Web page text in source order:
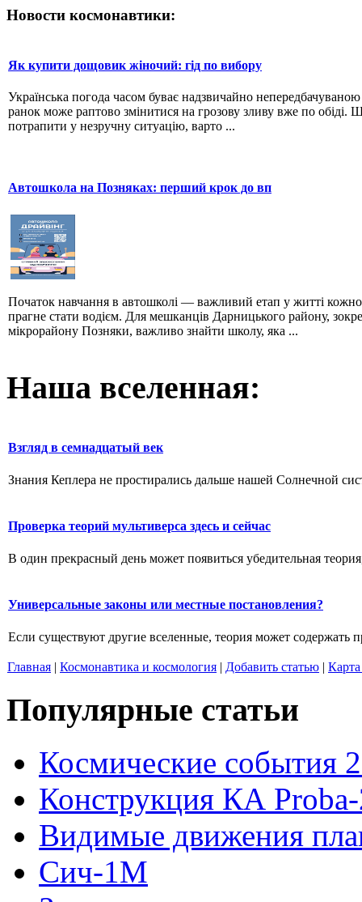
Новости космонавтики:
Як купити дощовик жіночий: гід по вибору
Українська погода часом буває надзвичайно
ранок може раптово змінитися на грозову зливу вже по обіді.
потрапити у незручну ситуацію, варто ...
Автошкола на Позняках: перший крок до вп
Початок навчання в автошколі — важливий етап у житті
прагне стати водієм. Для мешканців Дарницького району,
мікрорайону Позняки, важливо знайти школу, яка ...
Наша вселенная:
Взгляд в семнадцатый век
Знания Кеплера не простирались дальше нашей Солнечной
Проверка теорий мультиверса здесь и сейчас
В один прекрасный день может появиться убедительная
Универсальные законы или местные постановления?
Если существуют другие вселенные, теория может содержать
Главная | Космонавтика и космология | Добавить статью | Карта
Популярные статьи
Космические события
Конструкция КА
Видимые движения
Сич-1М